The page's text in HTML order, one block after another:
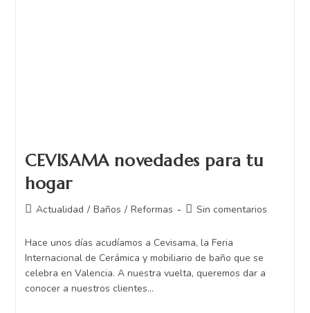
CEVISAMA novedades para tu
hogar
Actualidad / Baños / Reformas Sin comentarios
Hace unos días acudíamos a Cevisama, la Feria
Internacional de Cerámica y mobiliario de baño que se
celebra en Valencia. A nuestra vuelta, queremos dar a
conocer a nuestros clientes…